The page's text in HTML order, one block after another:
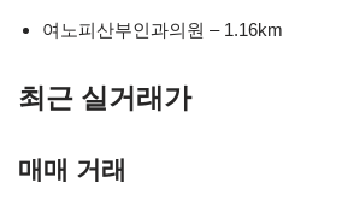
여노피산부인과의원 – 1.16km
최근 실거래가
매매 거래